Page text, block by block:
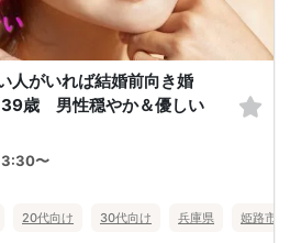
人がいれば結婚前向き婚
歳 男性穏やか＆優しい
〜
20代向け 30代向け 兵庫県 姫路市